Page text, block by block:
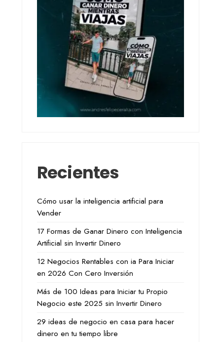
Recientes
Cómo usar la inteligencia artificial para
Vender
17 Formas de Ganar Dinero con Inteligencia
Artificial sin Invertir Dinero
12 Negocios Rentables con ia Para Iniciar
en 2026 Con Cero Inversión
Más de 100 Ideas para Iniciar tu Propio
Negocio este 2025 sin Invertir Dinero
29 ideas de negocio en casa para hacer
dinero en tu tiempo libre